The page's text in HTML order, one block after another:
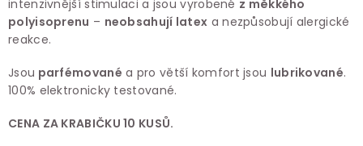
intenzivnější stimulaci a jsou vyrobené z měkkého
polyisoprenu – neobsahují latex a nezpůsobují alergické
reakce.
Jsou parfémované a pro větší komfort jsou lubrikované.
100% elektronicky testované.
CENA ZA KRABIČKU 10 KUSŮ.